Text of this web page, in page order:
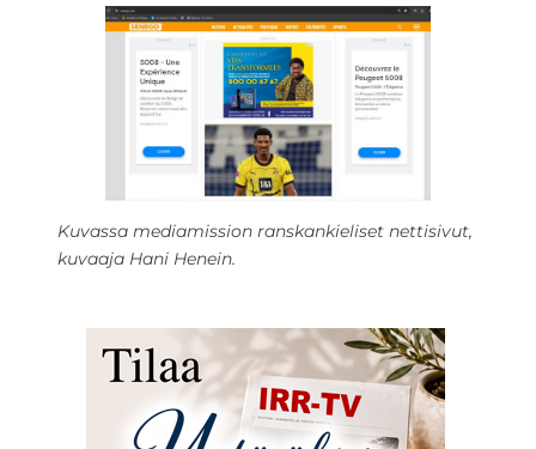
Kuvassa mediamission ranskankieliset nettisivut,
kuvaaja Hani Henein.